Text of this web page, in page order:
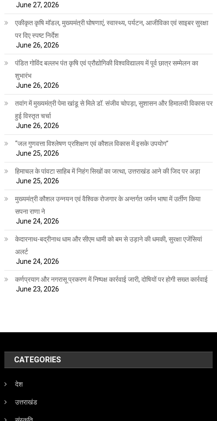
June 27, 2026
एकीकृत कृषि मॉडल, मुख्यमंत्री घोषणाएं, स्वास्थ्य, पर्यटन, आजीविका एवं साइबर सुरक्षा
पर दिए स्पष्ट निर्देश
June 26, 2026
पंडित गोविंद बल्लभ पंत कृषि एवं प्रौद्योगिकी विश्वविद्यालय में पूर्व छात्र सम्मेलन का
शुभारंभ
June 26, 2026
तवांग में मुख्यमंत्री पेमा खांडू से मिले डॉ. संजीव चोपड़ा, सुशासन और हिमालयी विकास पर
हुई विस्तृत चर्चा
June 26, 2026
“जल गुणवत्ता विश्लेषण प्रशिक्षण एवं कौशल विकास में इसके उपयोग”
June 25, 2026
हिमाचल के पांवटा साहिब में निहंग सिखों का जत्था, उत्तराखंड आने की जिद पर अड़ा
June 25, 2026
मुख्यमंत्री कौशल उन्नयन एवं वैश्विक रोजगार के अन्तर्गत जर्मन भाषा में उर्तीण किया
सपना राणा ने
June 24, 2026
केदारनाथ-बद्रीनाथ धाम और सीएम धामी को बम से उड़ाने की धमकी, सुरक्षा एजेंसियां
अलर्ट
June 24, 2026
कर्णप्रयाग और नगरासू प्रकरण में निष्पक्ष कार्रवाई जारी, दोषियों पर होगी सख्त कार्रवाई
June 23, 2026
CATEGORIES
देश
उत्तराखंड